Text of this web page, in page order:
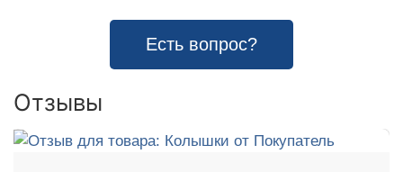
Есть вопрос?
Отзывы